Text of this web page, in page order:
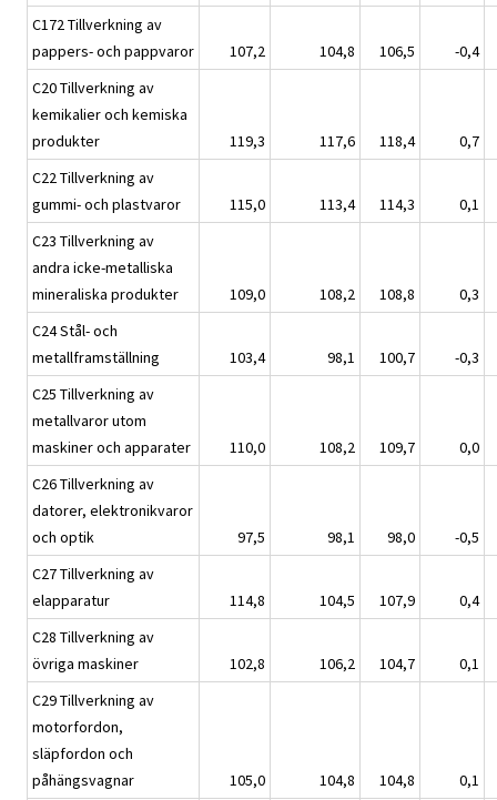
C172 Tillverkning av
pappers- och pappvaror
107,2 104,8 106,5
-0,4
C20 Tillverkning av
kemikalier och kemiska
produkter
119,3 117,6 118,4
0,7
C22 Tillverkning av
gummi- och plastvaror
115,0 113,4 114,3
0,1
C23 Tillverkning av
andra icke-metalliska
mineraliska produkter
109,0 108,2 108,8
0,3
C24 Stål- och
metallframställning
103,4 98,1 100,7
-0,3
C25 Tillverkning av
metallvaror utom
maskiner och apparater
110,0 108,2 109,7
0,0
C26 Tillverkning av
datorer, elektronikvaror
och optik
97,5 98,1 98,0
-0,5
C27 Tillverkning av
elapparatur
114,8 104,5 107,9
0,4
C28 Tillverkning av
övriga maskiner
102,8 106,2 104,7
0,1
C29 Tillverkning av
motorfordon,
släpfordon och
påhängsvagnar
105,0 104,8 104,8 0,1